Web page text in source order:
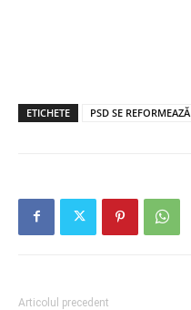
ETICHETE PSD SE REFORMEAZĂ
Articolul precedent